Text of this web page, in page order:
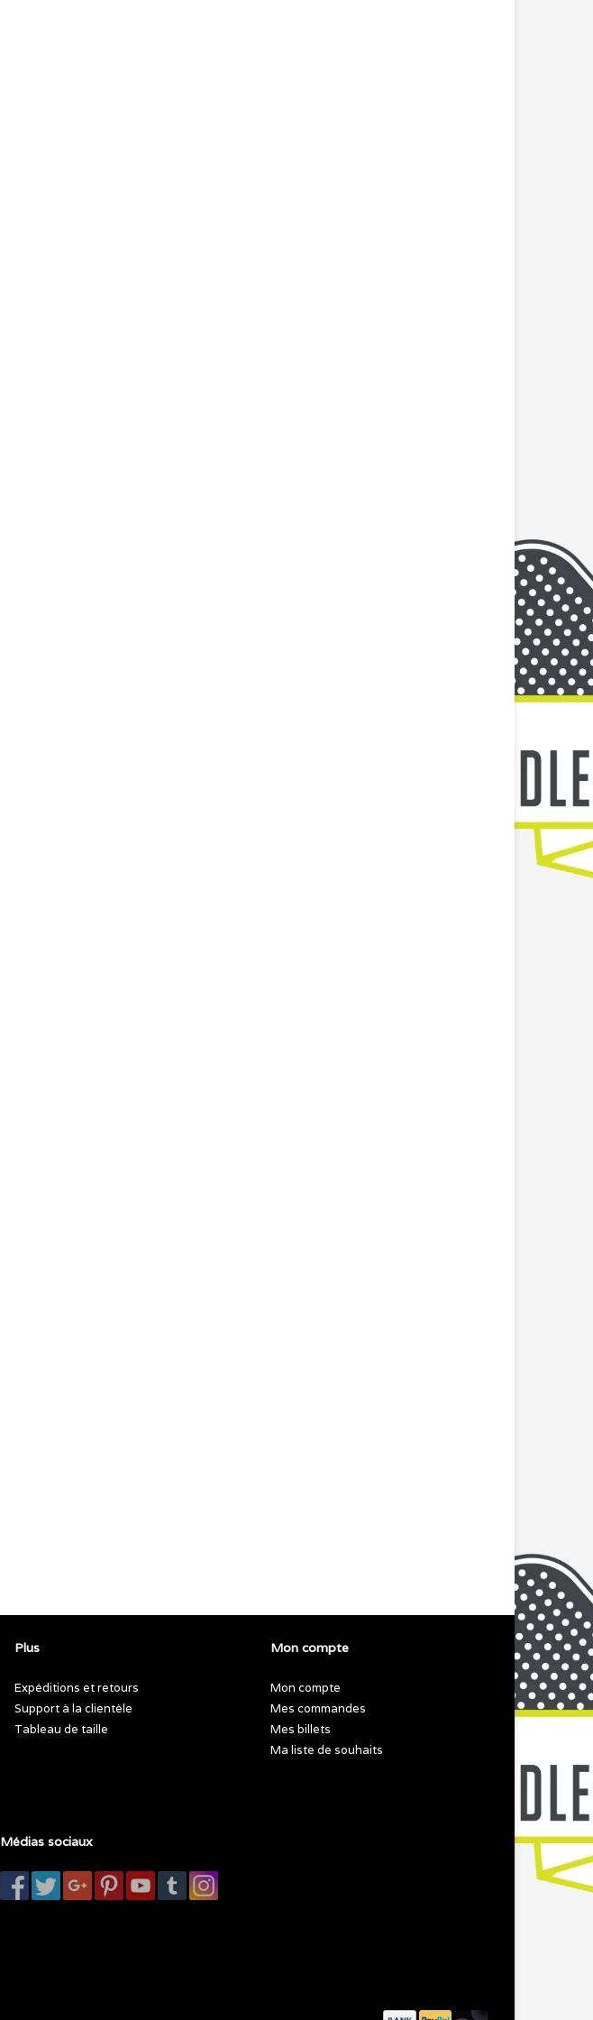
Plus
Expéditions et retours
Support à la clientèle
Tableau de taille
Mon compte
Mon compte
Mes commandes
Mes billets
Ma liste de souhaits
Médias sociaux